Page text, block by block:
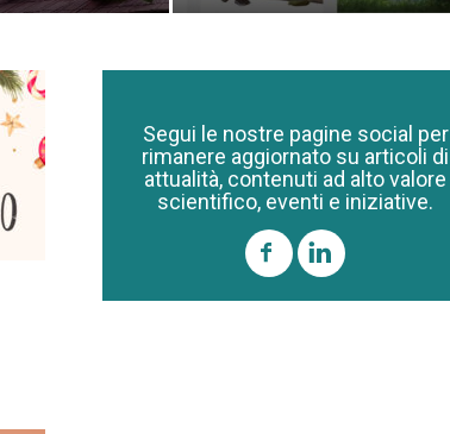
Segui le nostre pagine social per
rimanere aggiornato su articoli di
attualità, contenuti ad alto valore
scientifico, eventi e iniziative.